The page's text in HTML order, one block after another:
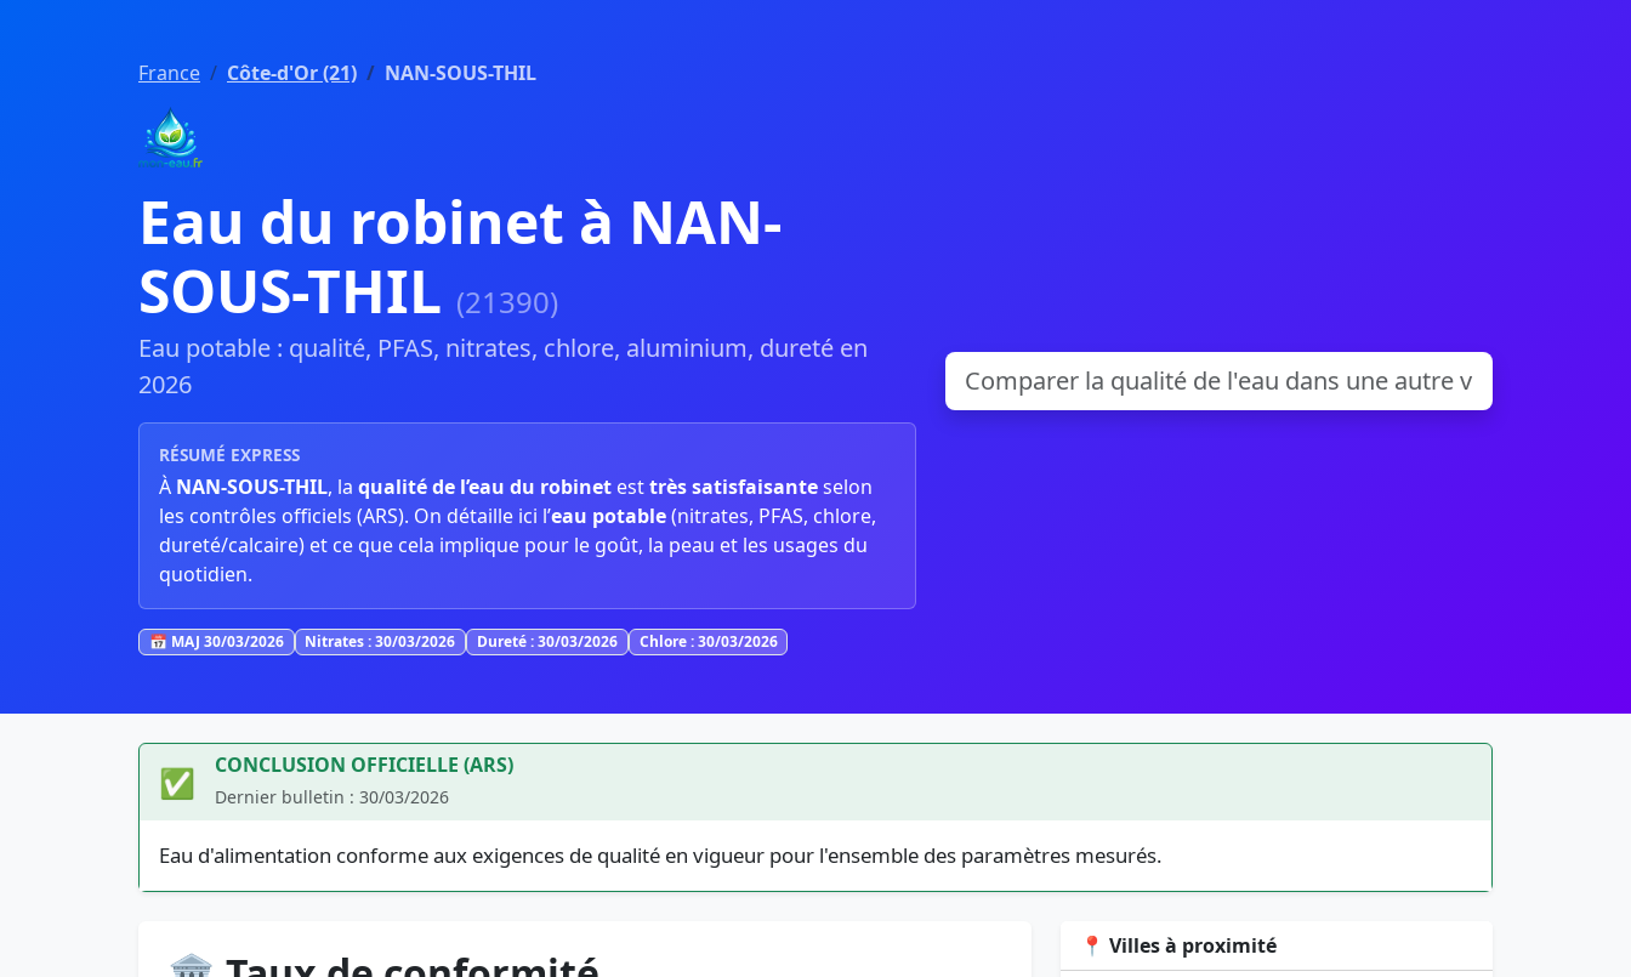
France Côte-d'Or (21) NAN-SOUS-THIL
Eau du robinet à NAN-
SOUS-THIL (21390)
Eau potable : qualité, PFAS, nitrates, chlore, aluminium, dureté en
2026
RÉSUMÉ EXPRESS
À NAN-SOUS-THIL, la qualité de l’eau du robinet esttrès satisfaisanteselon
les contrôles officiels (ARS). On détaille ici l’eau potable(nitrates, PFAS, chlore,
dureté/calcaire) et ce que cela implique pour le goût, la peau et les usages du
quotidien.
📅 MAJ 30/03/2026 Nitrates : 30/03/2026 Dureté : 30/03/2026 Chlore : 30/03/2026
✅ CONCLUSION OFFICIELLE (ARS)
Dernier bulletin : 30/03/2026
Eau d'alimentation conforme aux exigences de qualité en vigueur pour l'ensemble des paramètres mesurés.
📍 Villes à proximité